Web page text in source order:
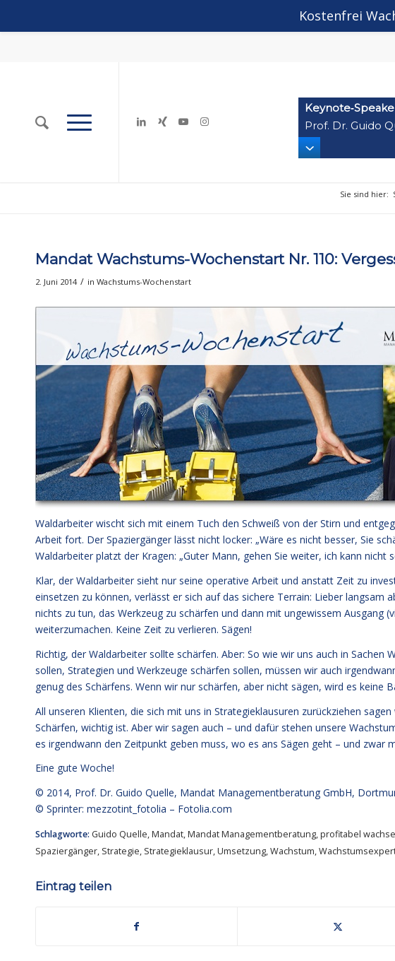
Prof. Dr. Guido
Sie sind hier:
Mandat Wachstums-Wochenstart Nr. 110:
2. Juni 2014 / in Wachstums-Wochenstart
Waldarbeiter wischt sich mit einem Tuch den Schweiß von der Stirn und
Arbeit fort. Der Spaziergänger lässt nicht locker: „Wäre es nicht besser, Sie
Waldarbeiter platzt der Kragen: „Guter Mann, gehen Sie weiter, ich kann nicht
Klar, der Waldarbeiter sieht nur seine operative Arbeit und anstatt Zeit zu
einsetzen zu können, verlässt er sich auf das sichere Terrain: Lieber
nichts zu tun, das Werkzeug zu schärfen und dann mit ungewissem Ausgang
weiterzumachen. Keine Zeit zu verlieren. Sägen!
Richtig, der Waldarbeiter sollte schärfen. Aber: So wie wir uns auch in Sachen
sollen, Strategien und Werkzeuge schärfen sollen, müssen wir auch
genug des Schärfens. Wenn wir nur schärfen, aber nicht sägen, wird es keine
All unseren Klienten, die sich mit uns in Strategieklausuren zurückziehen
Schärfen, wichtig ist. Aber wir sagen auch – und dafür stehen unsere
es irgendwann den Zeitpunkt geben muss, wo es ans Sägen geht – und zwar
Eine gute Woche!
© 2014, Prof. Dr. Guido Quelle, Mandat Managementberatung GmbH,
© Sprinter: mezzotint_fotolia – Fotolia.com
Schlagworte: Guido Quelle,Mandat,Mandat Managementberatung,profitabel
Spaziergänger, Strategie, Strategieklausur,Umsetzung,Wachstum,
Eintrag teilen
Kostenfrei